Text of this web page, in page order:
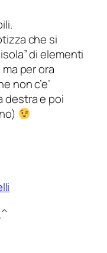
che si
di elementi
per ora
non c’e’
destra e poi